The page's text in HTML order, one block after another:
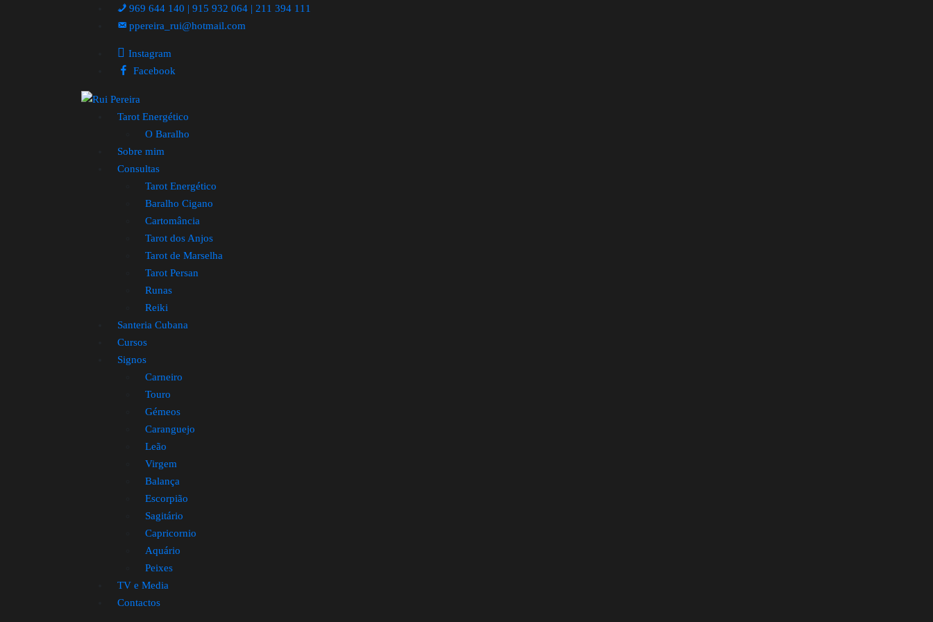
969 644 140 | 915 932 064 | 211 394 111
ppereira_rui@hotmail.com
Instagram
Facebook
Tarot Energético
O Baralho
Sobre mim
Consultas
Tarot Energético
Baralho Cigano
Cartomância
Tarot dos Anjos
Tarot de Marselha
Tarot Persan
Runas
Reiki
Santeria Cubana
Cursos
Signos
Carneiro
Touro
Gémeos
Caranguejo
Leão
Virgem
Balança
Escorpião
Sagitário
Capricornio
Aquário
Peixes
TV e Media
Contactos